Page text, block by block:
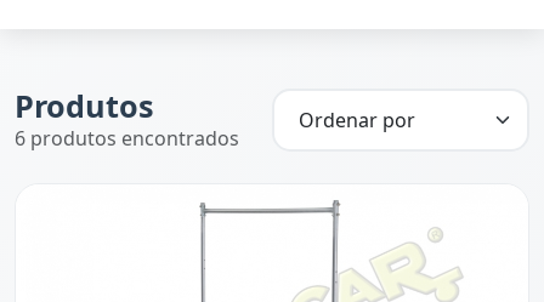
Produtos
6 produtos encontrados